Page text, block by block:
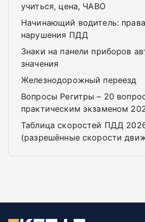
учиться, цена, ЧАВО
Начинающий водитель:
нарушения ПДД
Знаки на панели приборов
значения
Железнодорожный переезд
Вопросы Регитры – 20
практическим экзаменом
Таблица скоростей ПДД
(разрешённые скорости